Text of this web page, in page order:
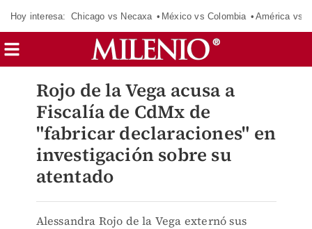
Hoy interesa: Chicago vs Necaxa México vs Colombia América vs
Rojo de la Vega acusa a
Fiscalía de CdMx de
"fabricar declaraciones" en
investigación sobre su
atentado
Alessandra Rojo de la Vega externó sus